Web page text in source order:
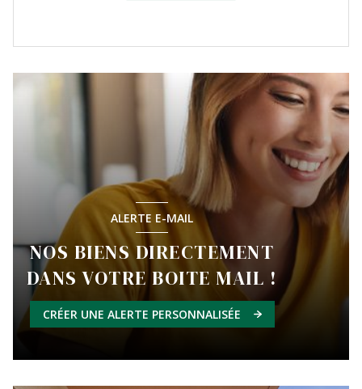
ALERTE E-MAIL
NOS BIENS DIRECTEMENT
DANS VOTRE BOITE MAIL !
CRÉER UNE ALERTE PERSONNALISÉE